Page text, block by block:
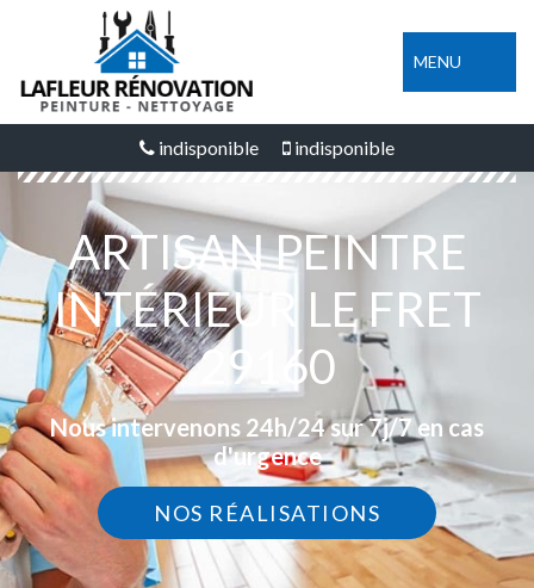
MENU
indisponible indisponible
ARTISAN PEINTRE
INTÉRIEUR LE FRET
29160
Nous intervenons 24h/24 sur 7j/7 en cas
d'urgence
NOS RÉALISATIONS